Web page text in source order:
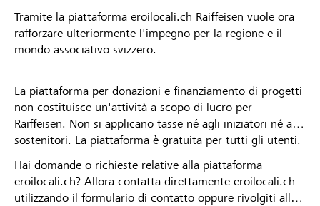
Tramite la piattaforma eroilocali.ch Raiffeisen vuole ora
rafforzare ulteriormente l'impegno per la regione e il
mondo associativo svizzero.
La piattaforma per donazioni e finanziamento di progetti
non costituisce un'attività a scopo di lucro per
Raiffeisen. Non si applicano tasse né agli iniziatori né ai
sostenitori. La piattaforma è gratuita per tutti gli utenti.
Hai domande o richieste relative alla piattaforma
eroilocali.ch? Allora contatta direttamente eroilocali.ch
utilizzando il formulario di contatto oppure rivolgiti alla